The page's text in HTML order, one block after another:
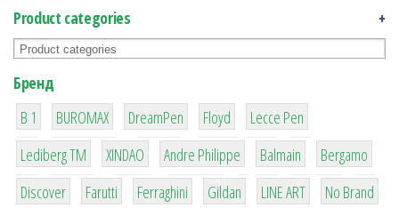
Product categories +
Бренд
B 1
1
BUROMAX
1
DreamPen
2
Floyd
2
Lecce Pen
3
Lediberg ТМ
3
XINDAO
1
Andre Philippe
4
Balmain
26
Bergamo
64
Discover
299
Farutti
4
Ferraghini
42
Gildan
4
LINE ART
90
No Brand